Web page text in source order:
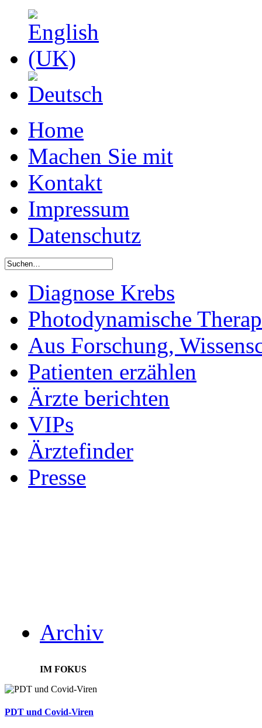
Home
Machen Sie mit
Kontakt
Impressum
Datenschutz
Diagnose Krebs
Photodynamische
Aus Forschung,
Patienten erzählen
Ärzte berichten
VIPs
Ärztefinder
Presse
Archiv
IM FOKUS
PDT und Covid-Viren